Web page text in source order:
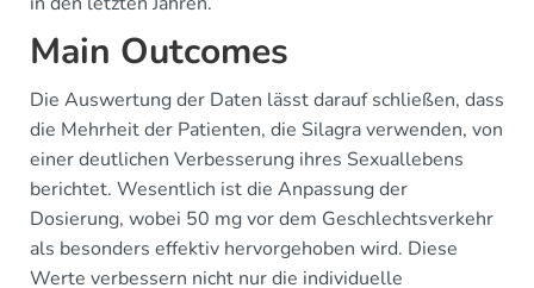
Main Outcomes
Die Auswertung der Daten lässt darauf schließen, dass
die Mehrheit der Patienten, die Silagra verwenden, von
einer deutlichen Verbesserung ihres Sexuallebens
berichtet. Wesentlich ist die Anpassung der
Dosierung, wobei 50 mg vor dem Geschlechtsverkehr
als besonders effektiv hervorgehoben wird. Diese
Werte verbessern nicht nur die individuelle